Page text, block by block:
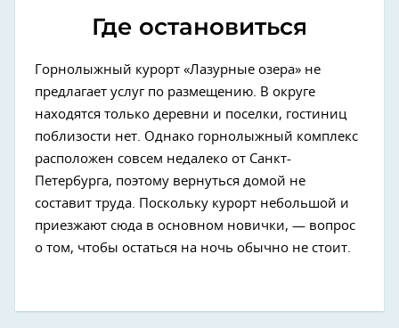
Где остановиться
Горнолыжный курорт «Лазурные озера» не
предлагает услуг по размещению. В округе
находятся только деревни и поселки, гостиниц
поблизости нет. Однако горнолыжный комплекс
расположен совсем недалеко от Санкт-
Петербурга, поэтому вернуться домой не
составит труда. Поскольку курорт небольшой и
приезжают сюда в основном новички, — вопрос
о том, чтобы остаться на ночь обычно не стоит.